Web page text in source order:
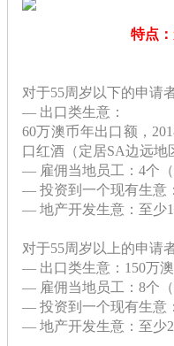
特点
对于55周岁以下的申请
— 出口类生意：
60万澳币年出口额，
口红酒（定居SA边远地
— 雇佣当地员工：4个（
— 投资到一个现有生意
— 地产开发生意：至少
对于55周岁以上的申请
— 出口类生意：150万
— 雇佣当地员工：8个（
— 投资到一个现有生意
— 地产开发生意：至少